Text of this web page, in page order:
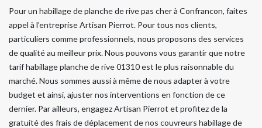
Pour un habillage de planche de rive pas cher à Confrancon, faites
appel à l’entreprise Artisan Pierrot. Pour tous nos clients,
particuliers comme professionnels, nous proposons des services
de qualité au meilleur prix. Nous pouvons vous garantir que notre
tarif habillage planche de rive 01310 est le plus raisonnable du
marché. Nous sommes aussi à même de nous adapter à votre
budget et ainsi, ajuster nos interventions en fonction de ce
dernier. Par ailleurs, engagez Artisan Pierrot et profitez de la
gratuité des frais de déplacement de nos couvreurs habillage de